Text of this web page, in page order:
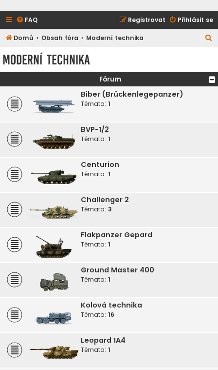
FAQ Přihlásit se
Registrovat
Domů Obsah fóra Moderní technika
d
a
Moderní technika
Fórum
Biber (Brückenlegepanzer)
Témata: 1
BVP-1/2
Témata: 1
Centurion
Témata: 1
Challenger 2
Témata: 3
Flakpanzer Gepard
Témata: 1
Ground Master 400
Témata: 1
Kolová technika
Témata: 16
Leopard 1A4
Témata: 1